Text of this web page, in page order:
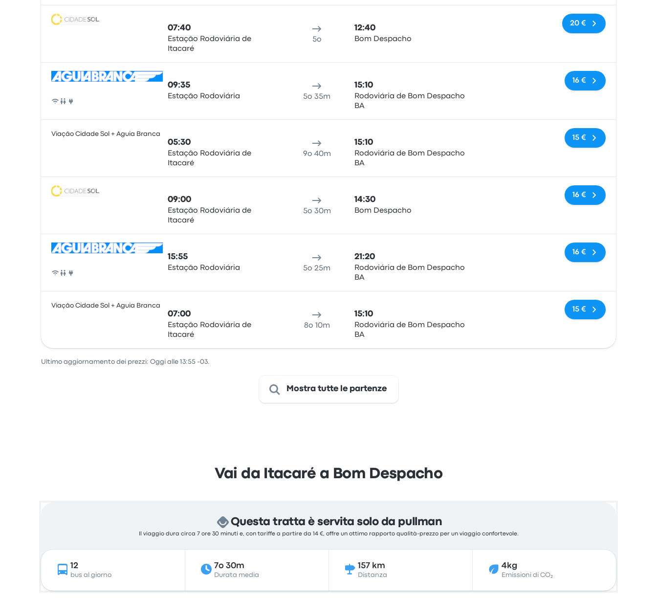
07:40
Estação Rodoviária de
Itacaré
5o
12:40
Bom Despacho
Nessun tag
20 €
Pullman
09:35
Estação Rodoviária 5o 35m
15:10
Rodoviária de Bom Despacho
BA
Nessun tag
16 €
Viação Cidade Sol + Aguia Branca
05:30
Estação Rodoviária de
Itacaré
9o 40m
15:10
Rodoviária de Bom Despacho
BA
Nessun tag
15 €
09:00
Estação Rodoviária de
Itacaré
5o 30m
14:30
Bom Despacho
Nessun tag
16 €
Pullman
15:55
Estação Rodoviária 5o 25m
21:20
Rodoviária de Bom Despacho
BA
Nessun tag
16 €
Viação Cidade Sol + Aguia Branca
07:00
Estação Rodoviária de
Itacaré
8o 10m
15:10
Rodoviária de Bom Despacho
BA
Nessun tag
15 €
Ultimo aggiornamento dei prezzi: Oggi alle 13:55 -03.
Mostra tutte le partenze
Vai da Itacaré a Bom Despacho
Questa tratta è servita solo da pullman
Il viaggio dura circa 7 ore 30 minuti e, con tariffe a partire da 14 €, offre un ottimo rapporto qualità-prezzo per un viaggio confortevole.
12
bus al giorno
7o 30m
Durata media
157 km
Distanza
4kg
Emissioni di CO₂